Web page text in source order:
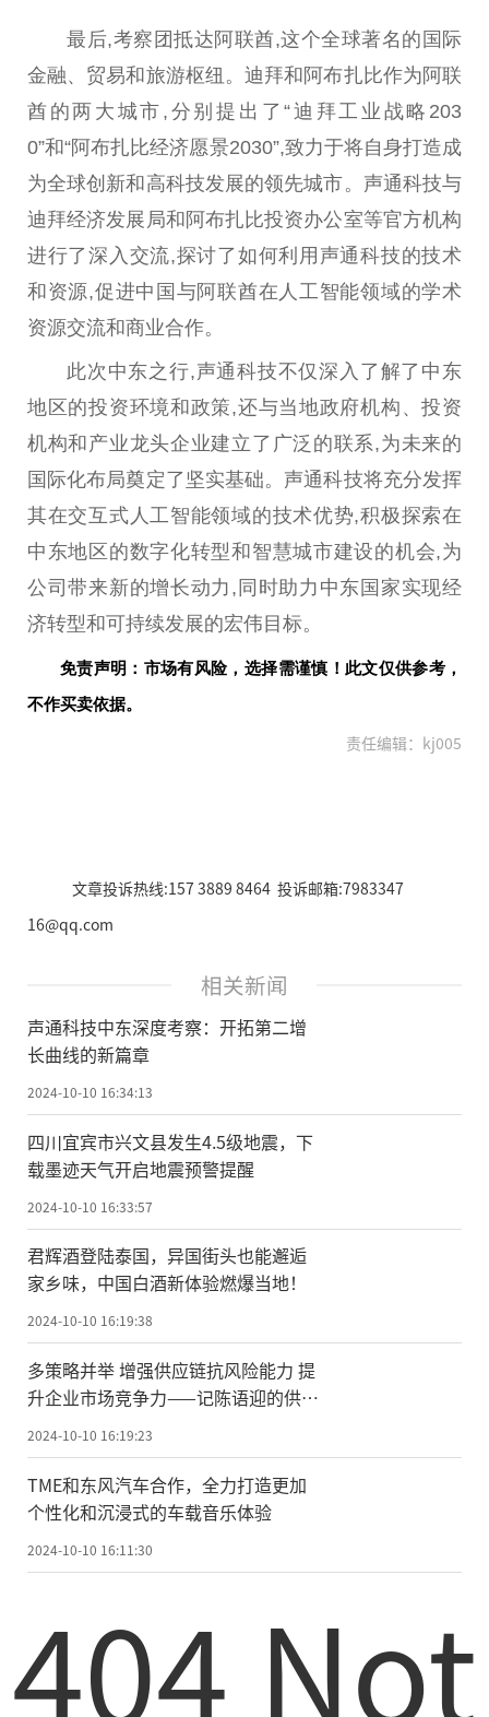
最后,考察团抵达阿联酋,这个全球著名的国际
金融、贸易和旅游枢纽。迪拜和阿布扎比作为阿联
酋的两大城市,分别提出 了“迪拜工业战略203
0”和“阿布扎比经济愿景2030”,致力于将自身打造成
为全球创新和高科技发展的领先城市。声通科技与
迪拜经济发展局和阿布扎比投资办公室等官方机构
进行了深入交流,探讨了如何利用声通科技的技术
和资源,促进中国 与阿联酋在人工智能领域的学术
资源交流和商业合作。
此次中东之行,声通科技不仅深入了解了中东
地区的投资环境和政策,还与当地政府机构、投资
机构和产业龙头企业建立了广泛的联系,为未来的
国际化布局奠定了坚实基础。声通科技将充分发挥
其在交互式人工智能领域的技术优势,积极探索在
中东地区的数字化转型和智慧城市建设的机会,为
公司带来新的增长动力,同时助力中东 国家实现经
济转型和可持续发展的宏伟目标。
免责声明：市场有风险，选择需谨慎！此文仅供参考，
不作买卖依据。
责任编辑：kj005
文章投诉热线:157 3889 8464 投诉邮箱:7983347
16@qq.com
相关新闻
声通科技中东深度考察：开拓第二增
长曲线的新篇章
2024-10-10 16:34:13
四川宜宾市兴文县发生4.5级地震，下
载墨迹天气开启地震预警提醒
2024-10-10 16:33:57
君辉酒登陆泰国，异国街头也能邂逅
家乡味，中国白酒新体验燃爆当地！
2024-10-10 16:19:38
多策略并举 增强供应链抗风险能力 提
升企业市场竞争力——记陈语迎的供应
链优化管理实践
2024-10-10 16:19:23
TME和东风汽车合作，全力打造更加
个性化和沉浸式的车载音乐体验
2024-10-10 16:11:30
404 Not